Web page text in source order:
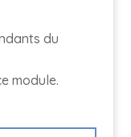
du
module.